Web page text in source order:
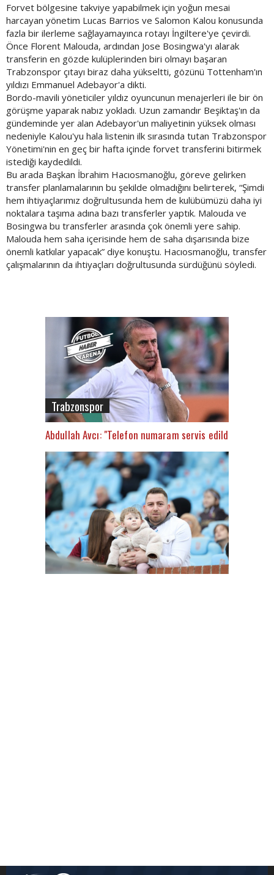
Forvet bölgesine takviye yapabilmek için yoğun mesai
harcayan yönetim Lucas Barrios ve Salomon Kalou konusunda
fazla bir ilerleme sağlayamayınca rotayı İngiltere'ye çevirdi.
Önce Florent Malouda, ardından Jose Bosingwa'yı alarak
transferin en gözde kulüplerinden biri olmayı başaran
Trabzonspor çıtayı biraz daha yükseltti, gözünü Tottenham'ın
yıldızı Emmanuel Adebayor'a dikti.
Bordo-mavili yöneticiler yıldız oyuncunun menajerleri ile bir ön
görüşme yaparak nabız yokladı. Uzun zamandır Beşiktaş'ın da
gündeminde yer alan Adebayor'un maliyetinin yüksek olması
nedeniyle Kalou'yu hala listenin ilk sırasında tutan Trabzonspor
Yönetimi'nin en geç bir hafta içinde forvet transferini bitirmek
istediği kaydedildi.
Bu arada Başkan İbrahim Hacıosmanoğlu, göreve gelirken
transfer planlamalarının bu şekilde olmadığını belirterek, “Şimdi
hem ihtiyaçlarımız doğrultusunda hem de kulübümüzü daha iyi
noktalara taşıma adına bazı transferler yaptık. Malouda ve
Bosingwa bu transferler arasında çok önemli yere sahip.
Malouda hem saha içerisinde hem de saha dışarısında bize
önemli katkılar yapacak” diye konuştu. Hacıosmanoğlu, transfer
çalışmalarının da ihtiyaçları doğrultusunda sürdüğünü söyledi.
Trabzonspor
Abdullah Avcı: "Telefon numaram servis edildi"